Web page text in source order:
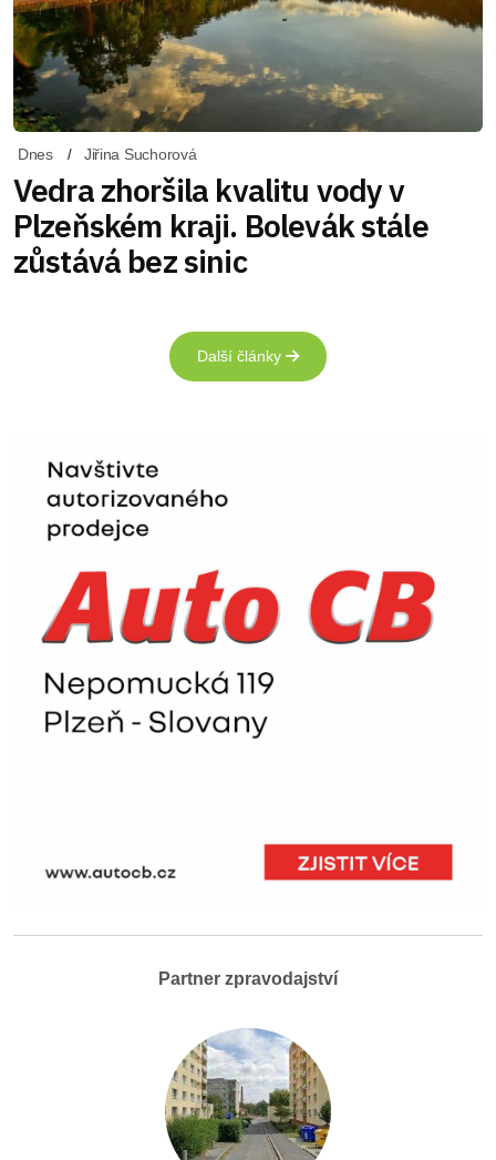
Dnes Jiřina Suchorová
Vedra zhoršila kvalitu vody v
Plzeňském kraji. Bolevák stále
zůstává bez sinic
Další články
Partner zpravodajství